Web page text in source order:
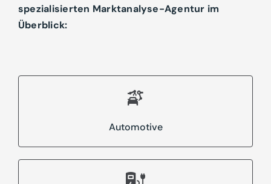
spezialisierten Marktanalyse-Agentur im
Überblick:
Automotive